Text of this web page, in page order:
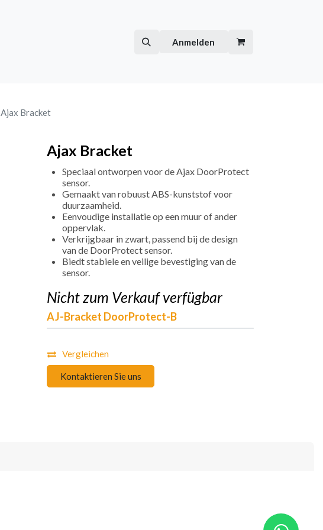
Anmelden
Ajax Bracket
Ajax Bracket
Speciaal ontworpen voor de Ajax DoorProtect
sensor.
Gemaakt van robuust ABS-kunststof voor
duurzaamheid.
Eenvoudige installatie op een muur of ander
oppervlak.
Verkrijgbaar in zwart, passend bij de design
van de DoorProtect sensor.
Biedt stabiele en veilige bevestiging van de
sensor.
Nicht zum Verkauf verfügbar
AJ-Bracket DoorProtect-B
Vergleichen
Kontaktieren Sie uns